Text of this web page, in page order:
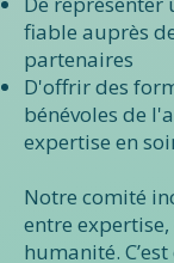
fiable auprès
partenaires
D'offrir des
bénévoles de
expertise en
Notre comité
entre
humanité.